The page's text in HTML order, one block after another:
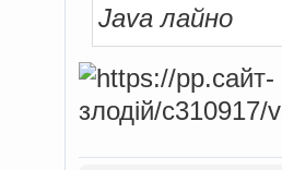
Java лайно